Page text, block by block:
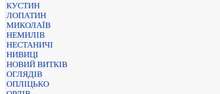
КУСТИН
ЛОПАТИН
МИКОЛАЇВ
НЕМИЛІВ
НЕСТАНИЧІ
НИВИЦІ
НОВИЙ ВИТКІВ
ОГЛЯДІВ
ОПЛІЦЬКО